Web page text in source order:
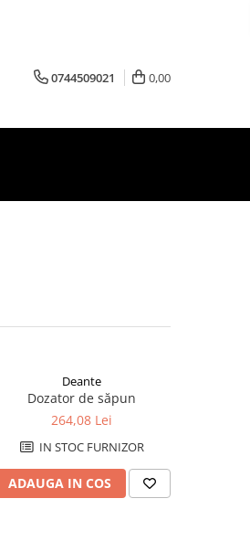
0744509021 0,00
Deante
Dozator de săpun
264,08 Lei
IN STOC FURNIZOR
ADAUGA IN COS